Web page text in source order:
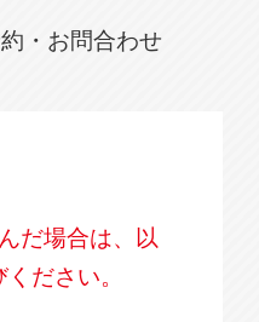
・お問合わせ
だ場合は、以
ださい。